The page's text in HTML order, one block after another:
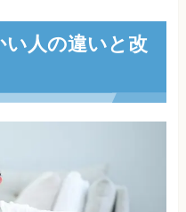
人の違いと改